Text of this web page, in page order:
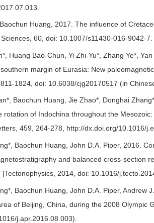
Huang, 2017. The influence of
60, doi: 10.1007/s11430-016-9042-7.
Huang Bao-Chun, Yi Zhi-Yu*, Zhang Ye*,
margin of Eurasia: New
1824, doi: 10.6038/cjg20170517 (in
Baochun Huang, Jie Zhao*, Donghai
rotation of Indochina throughout the
459, 264-278, http://dx.doi.org/10.1016/
Baochun Huang, John D.A. Piper, 2016.
and balanced cross-section
[Tectonophysics, 2014, doi: 10.1016/
Baochun Huang, John D.A. Piper,
of Beijing, China, during the 2008 Olympic
j.apr.2016.08.003).